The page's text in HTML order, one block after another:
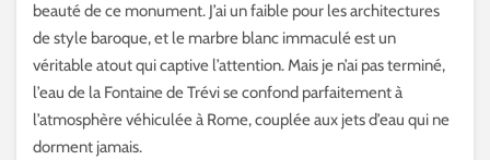
beauté de ce monument. J’ai un faible pour les architectures
de style baroque, et le marbre blanc immaculé est un
véritable atout qui captive l’attention. Mais je n’ai pas terminé,
l’eau de la Fontaine de Trévi se confond parfaitement à
l’atmosphère véhiculée à Rome, couplée aux jets d’eau qui ne
dorment jamais.